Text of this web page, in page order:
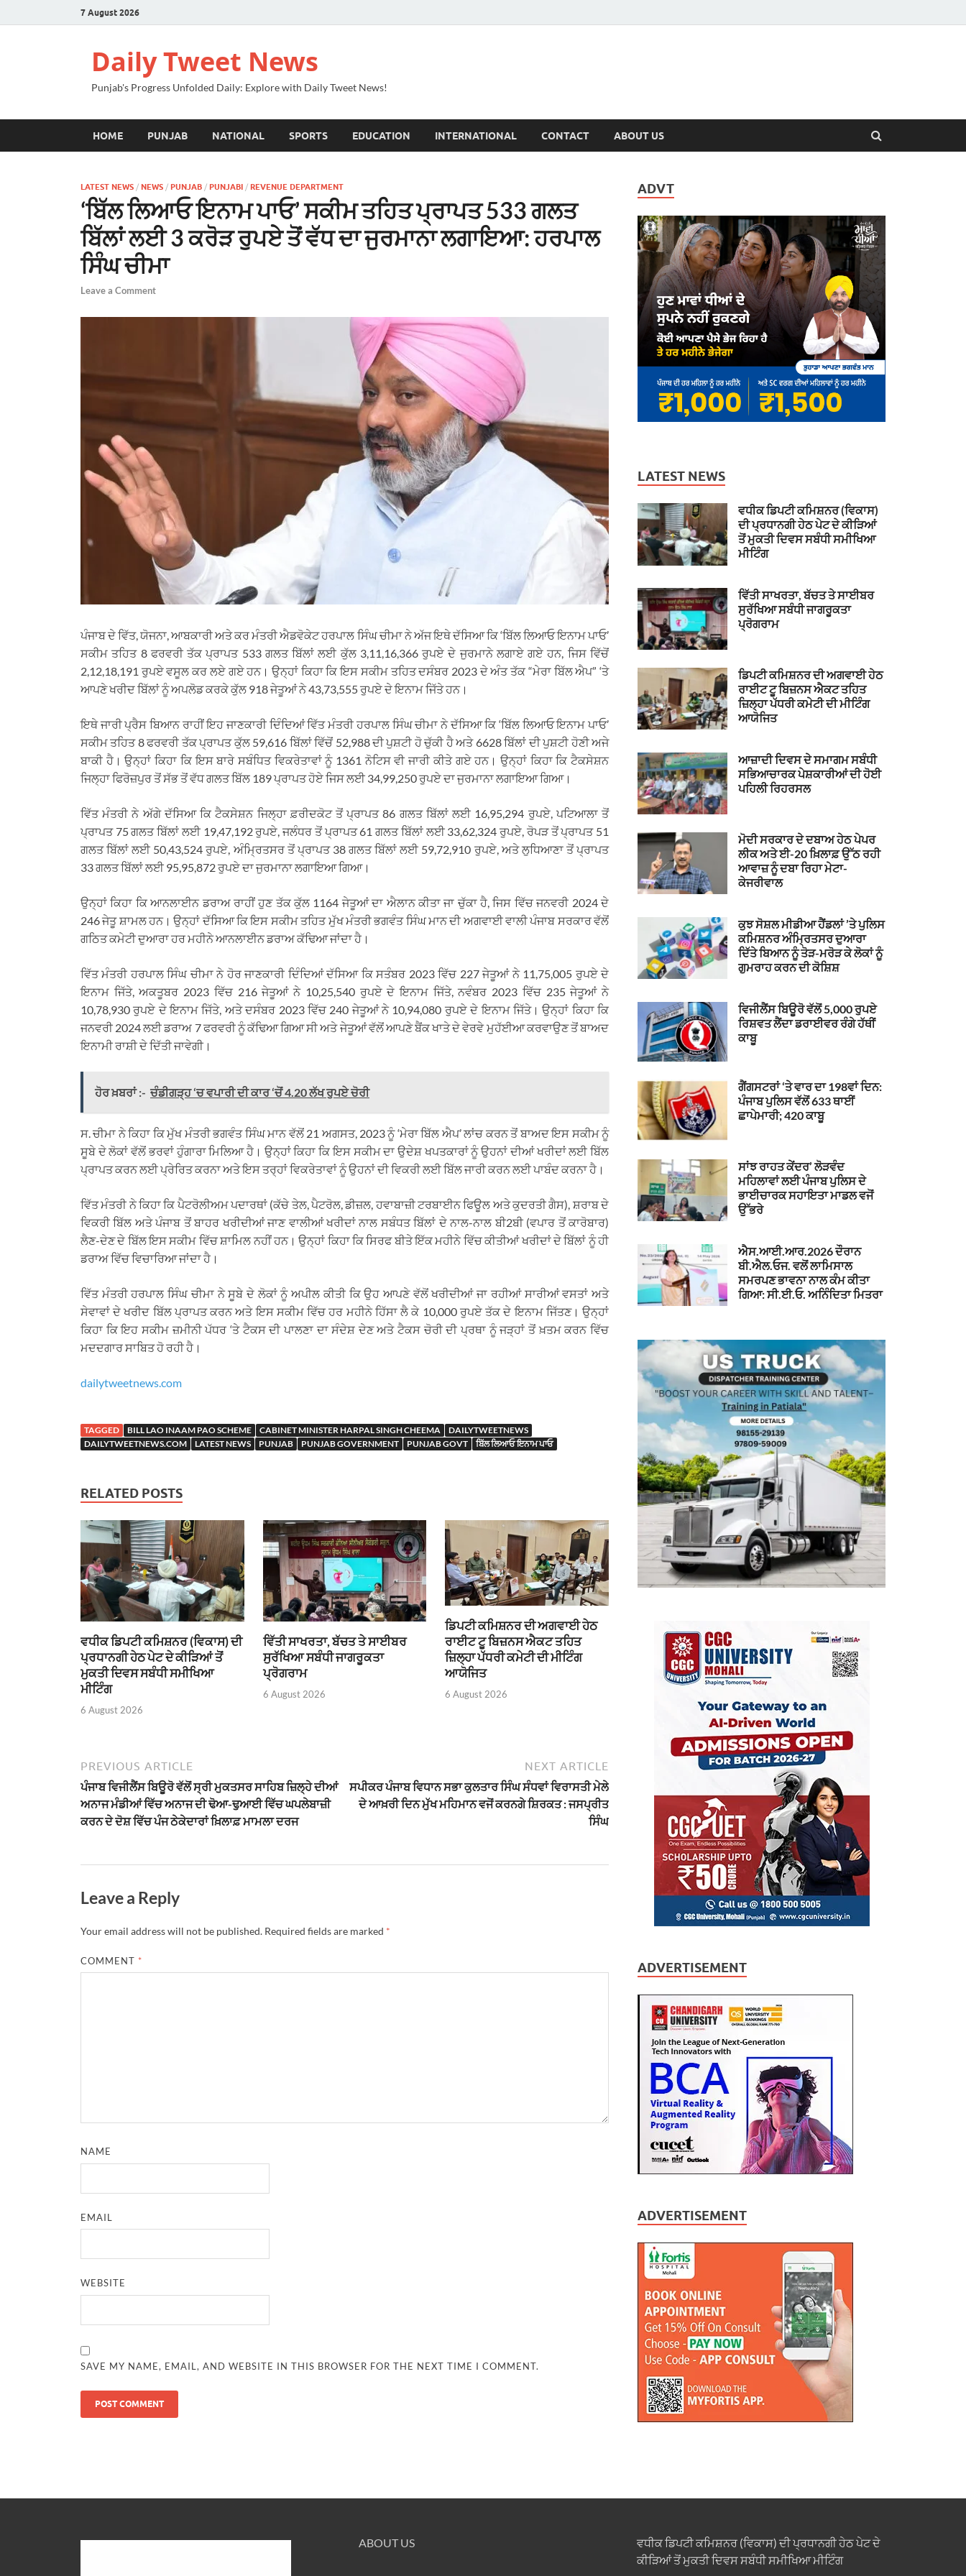
7 August 2026
Daily Tweet News
Punjab's Progress Unfolded Daily: Explore with Daily Tweet News!
HOME PUNJAB NATIONAL SPORTS EDUCATION INTERNATIONAL CONTACT ABOUT US
LATEST NEWS / NEWS / PUNJAB / PUNJABI / REVENUE DEPARTMENT
‘ਬਿੱਲ ਲਿਆਓ ਇਨਾਮ ਪਾਓ’ ਸਕੀਮ ਤਹਿਤ ਪ੍ਰਾਪਤ 533 ਗਲਤ
ਬਿੱਲਾਂ ਲਈ 3 ਕਰੋੜ ਰੁਪਏ ਤੋਂ ਵੱਧ ਦਾ ਜੁਰਮਾਨਾ ਲਗਾਇਆ: ਹਰਪਾਲ
ਸਿੰਘ ਚੀਮਾ
Leave a Comment
ਪੰਜਾਬ ਦੇ ਵਿੱਤ, ਯੋਜਨਾ, ਆਬਕਾਰੀ ਅਤੇ ਕਰ ਮੰਤਰੀ ਐਡਵੋਕੇਟ ਹਰਪਾਲ ਸਿੰਘ ਚੀਮਾ ਨੇ ਅੱਜ ਇਥੇ ਦੱਸਿਆ ਕਿ ‘ਬਿੱਲ ਲਿਆਓ ਇਨਾਮ ਪਾਓ’
ਸਕੀਮ ਤਹਿਤ 8 ਫਰਵਰੀ ਤੱਕ ਪ੍ਰਾਪਤ 533 ਗਲਤ ਬਿੱਲਾਂ ਲਈ ਕੁੱਲ 3,11,16,366 ਰੁਪਏ ਦੇ ਜੁਰਮਾਨੇ ਲਗਾਏ ਗਏ ਹਨ, ਜਿਸ ਵਿੱਚੋਂ
2,12,18,191 ਰੁਪਏ ਵਸੂਲ ਕਰ ਲਏ ਗਏ ਹਨ। ਉਨ੍ਹਾਂ ਕਿਹਾ ਕਿ ਇਸ ਸਕੀਮ ਤਹਿਤ ਦਸੰਬਰ 2023 ਦੇ ਅੰਤ ਤੱਕ “ਮੇਰਾ ਬਿੱਲ ਐਪ” ‘ਤੇ
ਆਪਣੇ ਖਰੀਦ ਬਿੱਲਾਂ ਨੂੰ ਅਪਲੋਡ ਕਰਕੇ ਕੁੱਲ 918 ਜੇਤੂਆਂ ਨੇ 43,73,555 ਰੁਪਏ ਦੇ ਇਨਾਮ ਜਿੱਤੇ ਹਨ।
ਇਥੇ ਜਾਰੀ ਪ੍ਰੈਸ ਬਿਆਨ ਰਾਹੀਂ ਇਹ ਜਾਣਕਾਰੀ ਦਿੰਦਿਆਂ ਵਿੱਤ ਮੰਤਰੀ ਹਰਪਾਲ ਸਿੰਘ ਚੀਮਾ ਨੇ ਦੱਸਿਆ ਕਿ ‘ਬਿੱਲ ਲਿਆਓ ਇਨਾਮ ਪਾਓ’
ਸਕੀਮ ਤਹਿਤ 8 ਫਰਵਰੀ ਤੱਕ ਪ੍ਰਾਪਤ ਕੁੱਲ 59,616 ਬਿੱਲਾਂ ਵਿੱਚੋਂ 52,988 ਦੀ ਪੁਸ਼ਟੀ ਹੋ ਚੁੱਕੀ ਹੈ ਅਤੇ 6628 ਬਿੱਲਾਂ ਦੀ ਪੁਸ਼ਟੀ ਹੋਣੀ ਅਜੇ
ਬਾਕੀ ਹੈ। ਉਨ੍ਹਾਂ ਕਿਹਾ ਕਿ ਇਸ ਬਾਰੇ ਸਬੰਧਿਤ ਵਿਕਰੇਤਾਵਾਂ ਨੂੰ 1361 ਨੋਟਿਸ ਵੀ ਜਾਰੀ ਕੀਤੇ ਗਏ ਹਨ। ਉਨ੍ਹਾਂ ਕਿਹਾ ਕਿ ਟੈਕਸੇਸ਼ਨ
ਜਿਲ੍ਹਾ ਫਿਰੋਜ਼ਪੁਰ ਤੋਂ ਸੱਭ ਤੋਂ ਵੱਧ ਗਲਤ ਬਿੱਲ 189 ਪ੍ਰਾਪਤ ਹੋਏ ਜਿਸ ਲਈ 34,99,250 ਰੁਪਏ ਦਾ ਜੁਰਮਾਨਾ ਲਗਾਇਆ ਗਿਆ।
ਵਿੱਤ ਮੰਤਰੀ ਨੇ ਅੱਗੇ ਦੱਸਿਆ ਕਿ ਟੈਕਸੇਸ਼ਨ ਜਿਲ੍ਹਾ ਫ਼ਰੀਦਕੋਟ ਤੋਂ ਪ੍ਰਾਪਤ 86 ਗਲਤ ਬਿੱਲਾਂ ਲਈ 16,95,294 ਰੁਪਏ, ਪਟਿਆਲਾ ਤੋਂ
ਪ੍ਰਾਪਤ 75 ਗਲਤ ਬਿੱਲਾਂ ਲਈ 19,47,192 ਰੁਪਏ, ਜਲੰਧਰ ਤੋਂ ਪ੍ਰਾਪਤ 61 ਗਲਤ ਬਿੱਲਾਂ ਲਈ 33,62,324 ਰੁਪਏ, ਰੋਪੜ ਤੋਂ ਪ੍ਰਾਪਤ 51
ਗਲਤ ਬਿੱਲਾਂ ਲਈ 50,43,524 ਰੁਪਏ, ਅੰਮ੍ਰਿਤਸਰ ਤੋਂ ਪ੍ਰਾਪਤ 38 ਗਲਤ ਬਿੱਲਾਂ ਲਈ 59,72,910 ਰੁਪਏ, ਅਤੇ ਲੁਧਿਆਣਾ ਤੋਂ ਪ੍ਰਾਪਤ
33 ਗਲਤ ਬਿੱਲਾਂ ਲਈ 95,95,872 ਰੁਪਏ ਦਾ ਜੁਰਮਾਨਾ ਲਗਾਇਆ ਗਿਆ।
ਉਨ੍ਹਾਂ ਕਿਹਾ ਕਿ ਆਨਲਾਈਨ ਡਰਾਅ ਰਾਹੀਂ ਹੁਣ ਤੱਕ ਕੁੱਲ 1164 ਜੇਤੂਆਂ ਦਾ ਐਲਾਨ ਕੀਤਾ ਜਾ ਚੁੱਕਾ ਹੈ, ਜਿਸ ਵਿੱਚ ਜਨਵਰੀ 2024 ਦੇ
246 ਜੇਤੂ ਸ਼ਾਮਲ ਹਨ। ਉਨ੍ਹਾਂ ਦੱਸਿਆ ਕਿ ਇਸ ਸਕੀਮ ਤਹਿਤ ਮੁੱਖ ਮੰਤਰੀ ਭਗਵੰਤ ਸਿੰਘ ਮਾਨ ਦੀ ਅਗਵਾਈ ਵਾਲੀ ਪੰਜਾਬ ਸਰਕਾਰ ਵੱਲੋਂ
ਗਠਿਤ ਕਮੇਟੀ ਦੁਆਰਾ ਹਰ ਮਹੀਨੇ ਆਨਲਾਈਨ ਡਰਾਅ ਕੱਢਿਆ ਜਾਂਦਾ ਹੈ।
ਵਿੱਤ ਮੰਤਰੀ ਹਰਪਾਲ ਸਿੰਘ ਚੀਮਾ ਨੇ ਹੋਰ ਜਾਣਕਾਰੀ ਦਿੰਦਿਆਂ ਦੱਸਿਆ ਕਿ ਸਤੰਬਰ 2023 ਵਿੱਚ 227 ਜੇਤੂਆਂ ਨੇ 11,75,005 ਰੁਪਏ ਦੇ
ਇਨਾਮ ਜਿੱਤੇ, ਅਕਤੂਬਰ 2023 ਵਿੱਚ 216 ਜੇਤੂਆਂ ਨੇ 10,25,540 ਰੁਪਏ ਦੇ ਇਨਾਮ ਜਿੱਤੇ, ਨਵੰਬਰ 2023 ਵਿੱਚ 235 ਜੇਤੂਆਂ ਨੇ
10,78,930 ਰੁਪਏ ਦੇ ਇਨਾਮ ਜਿੱਤੇ, ਅਤੇ ਦਸੰਬਰ 2023 ਵਿੱਚ 240 ਜੇਤੂਆਂ ਨੇ 10,94,080 ਰੁਪਏ ਦੇ ਇਨਾਮ ਜਿੱਤੇ। ਉਨ੍ਹਾਂ ਕਿਹਾ ਕਿ
ਜਨਵਰੀ 2024 ਲਈ ਡਰਾਅ 7 ਫਰਵਰੀ ਨੂੰ ਕੱਢਿਆ ਗਿਆ ਸੀ ਅਤੇ ਜੇਤੂਆਂ ਵੱਲੋਂ ਆਪਣੇ ਬੈਂਕ ਖਾਤੇ ਦੇ ਵੇਰਵੇ ਮੁਹੱਈਆ ਕਰਵਾਉਣ ਤੋਂ ਬਾਅਦ
ਇਨਾਮੀ ਰਾਸ਼ੀ ਦੇ ਦਿੱਤੀ ਜਾਵੇਗੀ।
ਹੋਰ ਖ਼ਬਰਾਂ :- ਚੰਡੀਗੜ੍ਹ ‘ਚ ਵਪਾਰੀ ਦੀ ਕਾਰ ‘ਚੋਂ 4.20 ਲੱਖ ਰੁਪਏ ਚੋਰੀ
ਸ. ਚੀਮਾ ਨੇ ਕਿਹਾ ਕਿ ਮੁੱਖ ਮੰਤਰੀ ਭਗਵੰਤ ਸਿੰਘ ਮਾਨ ਵੱਲੋਂ 21 ਅਗਸਤ, 2023 ਨੂੰ ‘ਮੇਰਾ ਬਿੱਲ ਐਪ’ ਲਾਂਚ ਕਰਨ ਤੋਂ ਬਾਅਦ ਇਸ ਸਕੀਮ ਨੂੰ
ਸੂਬੇ ਦੇ ਲੋਕਾਂ ਵੱਲੋਂ ਭਰਵਾਂ ਹੁੰਗਾਰਾ ਮਿਲਿਆ ਹੈ। ਉਨ੍ਹਾਂ ਕਿਹਾ ਕਿ ਇਸ ਸਕੀਮ ਦਾ ਉਦੇਸ਼ ਖਪਤਕਾਰਾਂ ਨੂੰ ਉਹਨਾਂ ਦੀਆਂ ਖਰੀਦਾਂ ਲਈ ਬਿੱਲ
ਪ੍ਰਾਪਤ ਕਰਨ ਲਈ ਪ੍ਰੇਰਿਤ ਕਰਨਾ ਅਤੇ ਇਸ ਤਰ੍ਹਾਂ ਵਿਕਰੇਤਾਵਾਂ ਨੂੰ ਉਹਨਾਂ ਦੀ ਵਿਕਰੀ ਲਈ ਬਿੱਲ ਜਾਰੀ ਕਰਨ ਲਈ ਪਾਬੰਦ ਕਰਨਾ ਹੈ।
ਵਿੱਤ ਮੰਤਰੀ ਨੇ ਕਿਹਾ ਕਿ ਪੈਟਰੋਲੀਅਮ ਪਦਾਰਥਾਂ (ਕੱਚੇ ਤੇਲ, ਪੈਟਰੋਲ, ਡੀਜ਼ਲ, ਹਵਾਬਾਜ਼ੀ ਟਰਬਾਈਨ ਫਿਊਲ ਅਤੇ ਕੁਦਰਤੀ ਗੈਸ), ਸ਼ਰਾਬ ਦੇ
ਵਿਕਰੀ ਬਿੱਲ ਅਤੇ ਪੰਜਾਬ ਤੋਂ ਬਾਹਰ ਖਰੀਦੀਆਂ ਜਾਣ ਵਾਲੀਆਂ ਖਰੀਦਾਂ ਨਾਲ ਸਬੰਧਤ ਬਿੱਲਾਂ ਦੇ ਨਾਲ-ਨਾਲ ਬੀ2ਬੀ (ਵਪਾਰ ਤੋਂ ਕਾਰੋਬਾਰ)
ਲੈਣ-ਦੇਣ ਦੇ ਬਿੱਲ ਇਸ ਸਕੀਮ ਵਿੱਚ ਸ਼ਾਮਿਲ ਨਹੀਂ ਹਨ। ਉਨ੍ਹਾਂ ਕਿਹਾ ਕਿ ਸਿਰਫ ਬੀਤੇ ਇੱਕ ਮਹੀਨੇ ਵਿੱਚ ਕੀਤੀਆਂ ਖਰੀਦਾਂ ਦੇ ਬਿੱਲਾਂ ਨੂੰ ਹੀ
ਡਰਾਅ ਵਿੱਚ ਵਿਚਾਰਿਆ ਜਾਂਦਾ ਹੈ।
ਵਿੱਤ ਮੰਤਰੀ ਹਰਪਾਲ ਸਿੰਘ ਚੀਮਾ ਨੇ ਸੂਬੇ ਦੇ ਲੋਕਾਂ ਨੂੰ ਅਪੀਲ ਕੀਤੀ ਕਿ ਉਹ ਆਪਣੇ ਵੱਲੋਂ ਖਰੀਦੀਆਂ ਜਾ ਰਹੀਆਂ ਸਾਰੀਆਂ ਵਸਤਾਂ ਅਤੇ
ਸੇਵਾਵਾਂ ਦੇ ਖਰੀਦ ਬਿੱਲ ਪ੍ਰਾਪਤ ਕਰਨ ਅਤੇ ਇਸ ਸਕੀਮ ਵਿੱਚ ਹਰ ਮਹੀਨੇ ਹਿੱਸਾ ਲੈ ਕੇ 10,000 ਰੁਪਏ ਤੱਕ ਦੇ ਇਨਾਮ ਜਿੱਤਣ। ਉਨ੍ਹਾਂ
ਕਿਹਾ ਕਿ ਇਹ ਸਕੀਮ ਜ਼ਮੀਨੀ ਪੱਧਰ ‘ਤੇ ਟੈਕਸ ਦੀ ਪਾਲਣਾ ਦਾ ਸੰਦੇਸ਼ ਦੇਣ ਅਤੇ ਟੈਕਸ ਚੋਰੀ ਦੀ ਪ੍ਰਥਾ ਨੂੰ ਜੜ੍ਹਾਂ ਤੋਂ ਖ਼ਤਮ ਕਰਨ ਵਿੱਚ
ਮਦਦਗਾਰ ਸਾਬਿਤ ਹੋ ਰਹੀ ਹੈ।
dailytweetnews.com
TAGGED BILL LAO INAAM PAO SCHEME CABINET MINISTER HARPAL SINGH CHEEMA
DAILYTWEETNEWS
DAILYTWEETNEWS.COM
LATEST NEWS PUNJAB PUNJAB GOVERNMENT PUNJAB GOVT ਬਿੱਲ ਲਿਆਓ ਇਨਾਮ ਪਾਓ
RELATED POSTS
ਵਧੀਕ ਡਿਪਟੀ ਕਮਿਸ਼ਨਰ (ਵਿਕਾਸ) ਦੀ
ਪ੍ਰਧਾਨਗੀ ਹੇਠ ਪੇਟ ਦੇ ਕੀੜਿਆਂ ਤੋਂ
ਮੁਕਤੀ ਦਿਵਸ ਸਬੰਧੀ ਸਮੀਖਿਆ
ਮੀਟਿੰਗ
6 August 2026
ਵਿੱਤੀ ਸਾਖਰਤਾ, ਬੱਚਤ ਤੇ ਸਾਈਬਰ
ਸੁਰੱਖਿਆ ਸਬੰਧੀ ਜਾਗਰੂਕਤਾ
ਪ੍ਰੋਗਰਾਮ
6 August 2026
ਡਿਪਟੀ ਕਮਿਸ਼ਨਰ ਦੀ ਅਗਵਾਈ ਹੇਠ
ਰਾਈਟ ਟੂ ਬਿਜ਼ਨਸ ਐਕਟ ਤਹਿਤ
ਜ਼ਿਲ੍ਹਾ ਪੱਧਰੀ ਕਮੇਟੀ ਦੀ ਮੀਟਿੰਗ
ਆਯੋਜਿਤ
6 August 2026
PREVIOUS ARTICLE
ਪੰਜਾਬ ਵਿਜੀਲੈਂਸ ਬਿਊਰੋ ਵੱਲੋਂ ਸ੍ਰੀ ਮੁਕਤਸਰ ਸਾਹਿਬ ਜ਼ਿਲ੍ਹੇ ਦੀਆਂ
ਅਨਾਜ ਮੰਡੀਆਂ ਵਿੱਚ ਅਨਾਜ ਦੀ ਢੋਆ-ਢੁਆਈ ਵਿੱਚ ਘਪਲੇਬਾਜ਼ੀ
ਕਰਨ ਦੇ ਦੋਸ਼ ਵਿੱਚ ਪੰਜ ਠੇਕੇਦਾਰਾਂ ਖ਼ਿਲਾਫ਼ ਮਾਮਲਾ ਦਰਜ
NEXT ARTICLE
ਸਪੀਕਰ ਪੰਜਾਬ ਵਿਧਾਨ ਸਭਾ ਕੁਲਤਾਰ ਸਿੰਘ ਸੰਧਵਾਂ ਵਿਰਾਸਤੀ ਮੇਲੇ
ਦੇ ਆਖ਼ਰੀ ਦਿਨ ਮੁੱਖ ਮਹਿਮਾਨ ਵਜੋਂ ਕਰਨਗੇ ਸ਼ਿਰਕਤ : ਜਸਪ੍ਰੀਤ
ਸਿੰਘ
Leave a Reply
Your email address will not be published. Required fields are marked *
COMMENT *
NAME
EMAIL
WEBSITE
SAVE MY NAME, EMAIL, AND WEBSITE IN THIS BROWSER FOR THE NEXT TIME I COMMENT.
ADVT
LATEST NEWS
ਵਧੀਕ ਡਿਪਟੀ ਕਮਿਸ਼ਨਰ (ਵਿਕਾਸ)
ਦੀ ਪ੍ਰਧਾਨਗੀ ਹੇਠ ਪੇਟ ਦੇ ਕੀੜਿਆਂ
ਤੋਂ ਮੁਕਤੀ ਦਿਵਸ ਸਬੰਧੀ ਸਮੀਖਿਆ
ਮੀਟਿੰਗ
ਵਿੱਤੀ ਸਾਖਰਤਾ, ਬੱਚਤ ਤੇ ਸਾਈਬਰ
ਸੁਰੱਖਿਆ ਸਬੰਧੀ ਜਾਗਰੂਕਤਾ
ਪ੍ਰੋਗਰਾਮ
ਡਿਪਟੀ ਕਮਿਸ਼ਨਰ ਦੀ ਅਗਵਾਈ ਹੇਠ
ਰਾਈਟ ਟੂ ਬਿਜ਼ਨਸ ਐਕਟ ਤਹਿਤ
ਜ਼ਿਲ੍ਹਾ ਪੱਧਰੀ ਕਮੇਟੀ ਦੀ ਮੀਟਿੰਗ
ਆਯੋਜਿਤ
ਆਜ਼ਾਦੀ ਦਿਵਸ ਦੇ ਸਮਾਗਮ ਸਬੰਧੀ
ਸਭਿਆਚਾਰਕ ਪੇਸ਼ਕਾਰੀਆਂ ਦੀ ਹੋਈ
ਪਹਿਲੀ ਰਿਹਰਸਲ
ਮੋਦੀ ਸਰਕਾਰ ਦੇ ਦਬਾਅ ਹੇਠ ਪੇਪਰ
ਲੀਕ ਅਤੇ ਈ-20 ਖ਼ਿਲਾਫ਼ ਉੱਠ ਰਹੀ
ਆਵਾਜ਼ ਨੂੰ ਦਬਾ ਰਿਹਾ ਮੇਟਾ-
ਕੇਜਰੀਵਾਲ
ਕੁਝ ਸੋਸ਼ਲ ਮੀਡੀਆ ਹੈਂਡਲਾਂ ’ਤੇ ਪੁਲਿਸ
ਕਮਿਸ਼ਨਰ ਅੰਮ੍ਰਿਤਸਰ ਦੁਆਰਾ
ਦਿੱਤੇ ਬਿਆਨ ਨੂੰ ਤੋੜ-ਮਰੋੜ ਕੇ ਲੋਕਾਂ ਨੂੰ
ਗੁਮਰਾਹ ਕਰਨ ਦੀ ਕੋਸ਼ਿਸ਼
ਵਿਜੀਲੈਂਸ ਬਿਊਰੋ ਵੱਲੋਂ 5,000 ਰੁਪਏ
ਰਿਸ਼ਵਤ ਲੈਂਦਾ ਡਰਾਈਵਰ ਰੰਗੇ ਹੱਥੀਂ
ਕਾਬੂ
ਗੈਂਗਸਟਰਾਂ ‘ਤੇ ਵਾਰ ਦਾ 198ਵਾਂ ਦਿਨ:
ਪੰਜਾਬ ਪੁਲਿਸ ਵੱਲੋਂ 633 ਥਾਈਂ
ਛਾਪੇਮਾਰੀ; 420 ਕਾਬੂ
ਸਾਂਝ ਰਾਹਤ ਕੇਂਦਰ’ ਲੋੜਵੰਦ
ਮਹਿਲਾਵਾਂ ਲਈ ਪੰਜਾਬ ਪੁਲਿਸ ਦੇ
ਭਾਈਚਾਰਕ ਸਹਾਇਤਾ ਮਾਡਲ ਵਜੋਂ
ਉੱਭਰੇ
ਐਸ.ਆਈ.ਆਰ.2026 ਦੌਰਾਨ
ਬੀ.ਐਲ.ਓਜ. ਵਲੋਂ ਲਾਮਿਸਾਲ
ਸਮਰਪਣ ਭਾਵਨਾ ਨਾਲ ਕੰਮ ਕੀਤਾ
ਗਿਆ: ਸੀ.ਈ.ਓ. ਅਨਿੰਦਿਤਾ ਮਿਤਰਾ
ADVERTISEMENT
ADVERTISEMENT
ABOUT US
ਵਧੀਕ ਡਿਪਟੀ ਕਮਿਸ਼ਨਰ (ਵਿਕਾਸ) ਦੀ ਪ੍ਰਧਾਨਗੀ ਹੇਠ ਪੇਟ ਦੇ
ਕੀੜਿਆਂ ਤੋਂ ਮੁਕਤੀ ਦਿਵਸ ਸਬੰਧੀ ਸਮੀਖਿਆ ਮੀਟਿੰਗ